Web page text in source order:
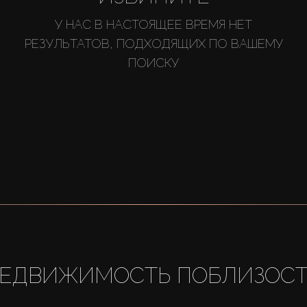
У НАС В НАСТОЯЩЕЕ ВРЕМЯ НЕТ
РЕЗУЛЬТАТОВ, ПОДХОДЯЩИХ ПО ВАШЕМУ
ПОИСКУ